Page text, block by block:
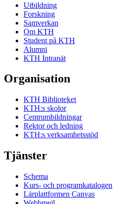
Utbildning
Forskning
Samverkan
Om KTH
Student på KTH
Alumni
KTH Intranät
Organisation
KTH Biblioteket
KTH:s skolor
Centrumbildningar
Rektor och ledning
KTH:s verksamhetsstöd
Tjänster
Schema
Kurs- och programkatalogen
Lärplattformen Canvas